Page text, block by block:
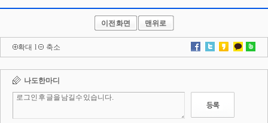
이전화면 맨위로
확대 l 축소